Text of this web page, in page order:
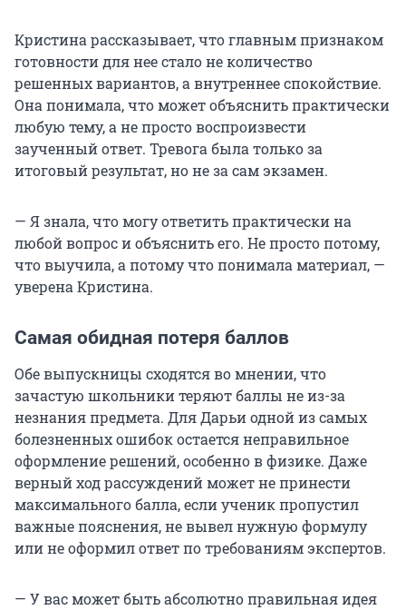
Кристина рассказывает, что главным признаком
готовности для нее стало не количество
решенных вариантов, а внутреннее спокойствие.
Она понимала, что может объяснить практически
любую тему, а не просто воспроизвести
заученный ответ. Тревога была только за
итоговый результат, но не за сам экзамен.
— Я знала, что могу ответить практически на
любой вопрос и объяснить его. Не просто потому,
что выучила, а потому что понимала материал, —
уверена Кристина.
Самая обидная потеря баллов
Обе выпускницы сходятся во мнении, что
зачастую школьники теряют баллы не из-за
незнания предмета. Для Дарьи одной из самых
болезненных ошибок остается неправильное
оформление решений, особенно в физике. Даже
верный ход рассуждений может не принести
максимального балла, если ученик пропустил
важные пояснения, не вывел нужную формулу
или не оформил ответ по требованиям экспертов.
— У вас может быть абсолютно правильная идея